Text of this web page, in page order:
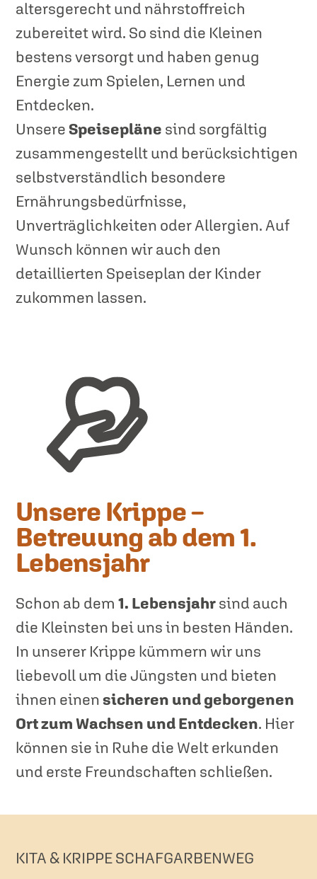
altersgerecht und nährstoffreich
zubereitet wird. So sind die Kleinen
bestens versorgt und haben genug
Energie zum Spielen, Lernen und
Entdecken.
UnsereSpeisepläne sind sorgfältig
zusammengestellt und berücksichtigen
selbstverständlich besondere
Ernährungsbedürfnisse,
Unverträglichkeiten oder Allergien. Auf
Wunsch können wir auch den
detaillierten Speiseplan der Kinder
zukommen lassen.
Unsere Krippe –
Betreuung ab dem 1.
Lebensjahr
Schon ab dem1. Lebensjahrsind auch
die Kleinsten bei uns in besten Händen.
In unserer Krippe kümmern wir uns
liebevoll um die Jüngsten und bieten
ihnen einensicheren und geborgenen
Ort zum Wachsen und Entdecken. Hier
können sie in Ruhe die Welt erkunden
und erste Freundschaften schließen.
KITA & KRIPPE SCHAFGARBENWEG